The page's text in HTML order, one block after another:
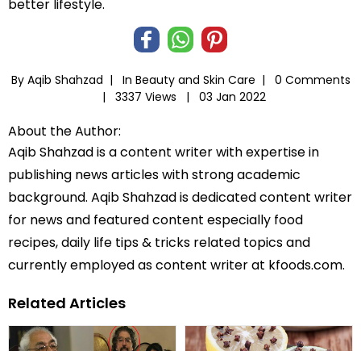
better lifestyle.
By Aqib Shahzad | In Beauty and Skin Care |
0 Comments
|
3337 Views | 03 Jan 2022
About the Author:
Aqib Shahzad is a content writer with expertise in
publishing news articles with strong academic
background. Aqib Shahzad is dedicated content writer
for news and featured content especially food
recipes, daily life tips & tricks related topics and
currently employed as content writer at kfoods.com.
Related Articles